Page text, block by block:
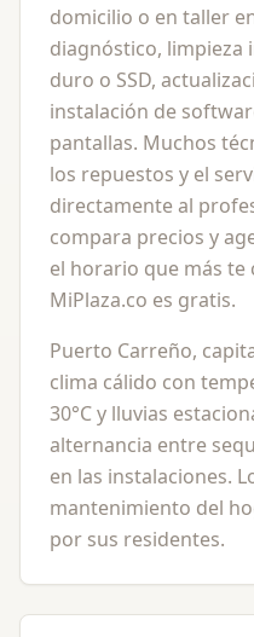
domicilio o en taller
diagnóstico, limpieza
duro o SSD,
instalación de
pantallas. Muchos
los repuestos y el
directamente al
compara precios y
el horario que más te
MiPlaza.co es gratis.
Puerto Carreño,
clima cálido con
30°C y lluvias
alternancia entre
en las instalaciones.
mantenimiento del
por sus residentes.